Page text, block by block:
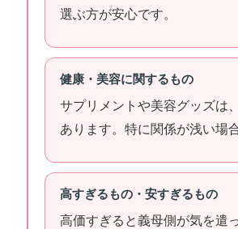
選ぶ方が安心です。
健康・美容に関するもの
サプリメントや美容グッズは
あります。特に関係が浅い場
高すぎるもの・安すぎるもの
高価すぎると義母側が気を遣